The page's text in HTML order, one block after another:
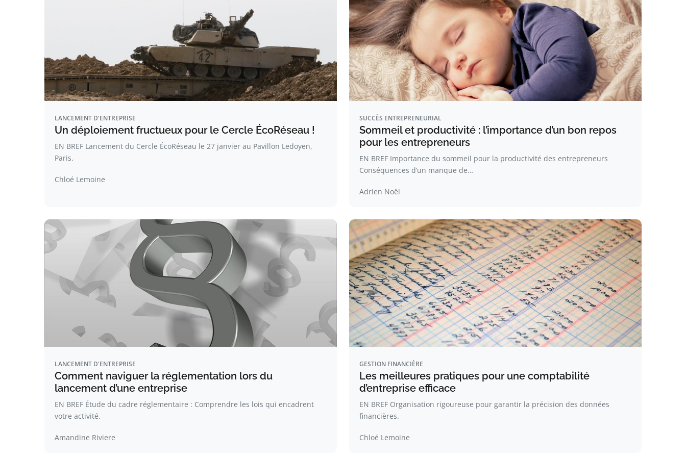
LANCEMENT D'ENTREPRISE
Un déploiement fructueux pour le Cercle ÉcoRéseau !
EN BREF Lancement du Cercle ÉcoRéseau le 27 janvier au Pavillon Ledoyen,
Paris.
Chloé Lemoine
SUCCÈS ENTREPRENEURIAL
Sommeil et productivité : l’importance d’un bon repos
pour les entrepreneurs
EN BREF Importance du sommeil pour la productivité des entrepreneurs
Conséquences d’un manque de…
Adrien Noël
LANCEMENT D'ENTREPRISE
Comment naviguer la réglementation lors du
lancement d’une entreprise
EN BREF Étude du cadre réglementaire : Comprendre les lois qui encadrent
votre activité.
Amandine Riviere
GESTION FINANCIÈRE
Les meilleures pratiques pour une comptabilité
d’entreprise efficace
EN BREF Organisation rigoureuse pour garantir la précision des données
financières.
Chloé Lemoine